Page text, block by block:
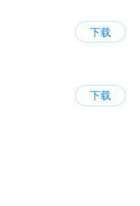
下载
下载